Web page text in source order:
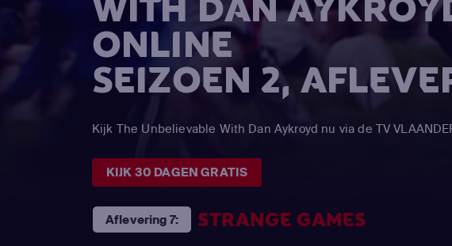
WITH DAN
ONLINE
SEIZOEN 2,
Kijk The Unbelievable With Dan Aykroyd nu via de TV
KIJK 30 DAGEN GRATIS
Aflevering 7: STRANGE GAMES